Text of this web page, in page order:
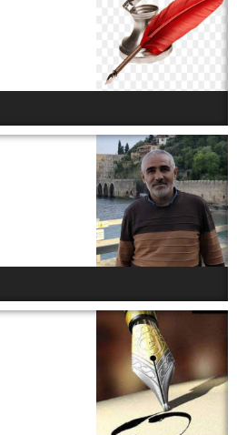
Orman Yangını! İlk Müdahale
Anne ve Kızına Otomobil Çarptı
açıklarında 50 yapay resif denizle buluştu